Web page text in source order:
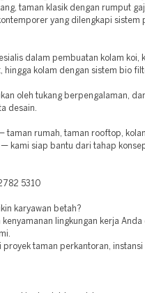
taman klasik dengan rumput
yang dilengkapi sistem
dalam pembuatan kolam koi,
hingga kolam dengan sistem bio
oleh tukang berpengalaman,
desain.
taman rumah, taman rooftop,
kami siap bantu dari tahap
5310
karyawan betah?
kenyamanan lingkungan kerja
proyek taman perkantoran,